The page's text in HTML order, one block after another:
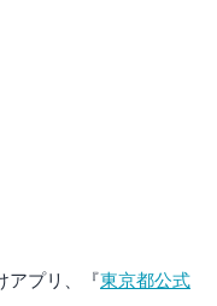
アプリ、『東京都公式